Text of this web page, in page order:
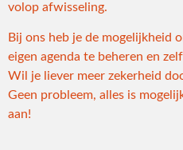
volop afwisseling.
Bij ons heb je de mogelijkheid
eigen agenda te beheren en
Wil je liever meer zekerheid
Geen probleem, alles is
aan!